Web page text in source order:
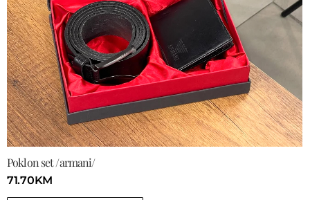
Poklon set /armani/
71.70KM